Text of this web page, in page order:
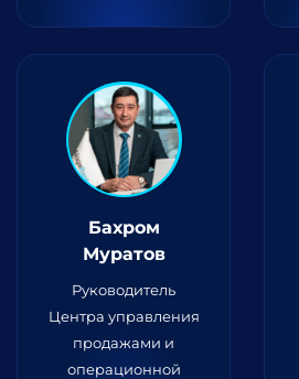
Бахром
Муратов
Руководитель
Центра управления
продажами и
операционной